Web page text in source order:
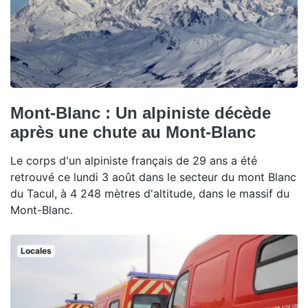
Mont-Blanc : Un alpiniste décède
après une chute au Mont-Blanc
Le corps d'un alpiniste français de 29 ans a été
retrouvé ce lundi 3 août dans le secteur du mont Blanc
du Tacul, à 4 248 mètres d'altitude, dans le massif du
Mont-Blanc.
Locales